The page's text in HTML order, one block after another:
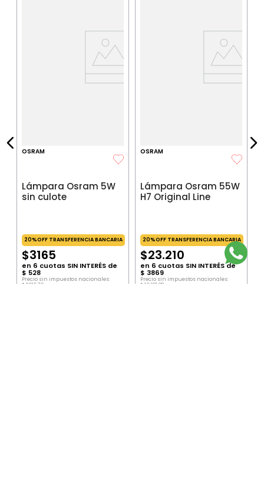
OSRAM
Lámpara Osram 5W
sin culote
20%OFF TRANSFERENCIA BANCARIA
$3165
en 6 cuotas SIN INTERÉS de
$ 528
Precio sin impuestos nacionales:
$ 261570
OSRAM
Lámpara Osram 55W
H7 Original Line
20%OFF TRANSFERENCIA BANCARIA
$23.210
en 6 cuotas SIN INTERÉS de
$ 3869
Precio sin impuestos nacionales:
$ 19181 82